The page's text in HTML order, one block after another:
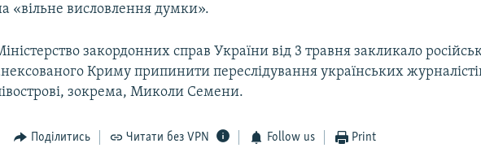
«вільне висловлення думки».
закордонних справ України від 3 травня закликало
Криму припинити переслідування українських
зокрема, Миколи Семени.
Поділитись Читати без VPN Follow us Print